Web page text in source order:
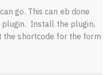
go. This can eb done
Install the plugin,
shortcode for the form